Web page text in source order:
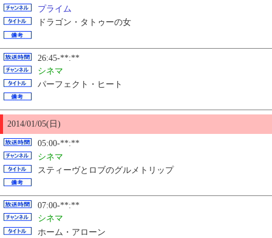
プライム
ドラゴン・タトゥーの女
26:45-**:**
シネマ
パーフェクト・ヒート
2014/01/05(日)
05:00-**:**
シネマ
スティーヴとロブのグルメトリップ
07:00-**:**
シネマ
ホーム・アローン